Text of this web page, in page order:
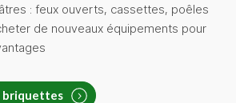
: feux ouverts, cassettes, poêles
de nouveaux équipements pour
briquettes